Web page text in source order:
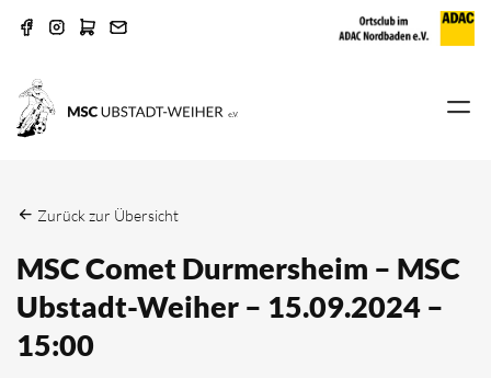
Zurück zur Übersicht
MSC Comet Durmersheim – MSC
Ubstadt-Weiher – 15.09.2024 –
15:00